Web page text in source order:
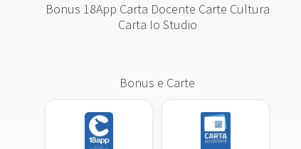
Bonus 18App Carta Docente Carte Cultura
Carta Io Studio
Bonus e Carte